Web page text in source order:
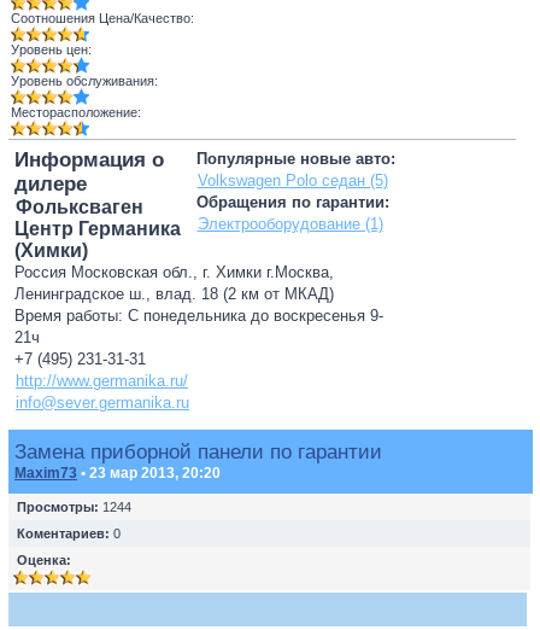
Соотношения Цена/Качество:
Уровень цен:
Уровень обслуживания:
Месторасположение:
Популярные новые авто:
Volkswagen Polo седан (5)
Обращения по гарантии:
Электрооборудование (1)
Информация о
дилере
Фольксваген
Центр Германика
(Химки)
Россия Московская обл., г. Химки г.Москва,
Ленинградское ш., влад. 18 (2 км от МКАД)
Время работы: С понедельника до воскресенья 9-
21ч
+7 (495) 231-31-31
http://www.germanika.ru/
info@sever.germanika.ru
Замена приборной панели по гарантии
Maxim73 • 23 мар 2013, 20:20
Просмотры: 1244
Коментариев: 0
Оценка: